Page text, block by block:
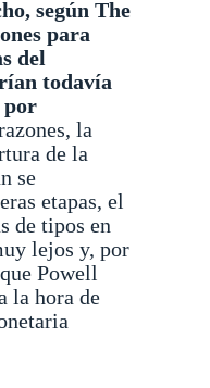
según The
para
del
todavía
por
la
de la
se
etapas, el
de tipos en
lejos y, por
Powell
la hora de